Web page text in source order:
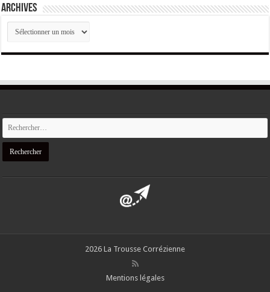
ARCHIVES
ARCHIVES
2026 La Trousse Corrézienne
Mentions légales